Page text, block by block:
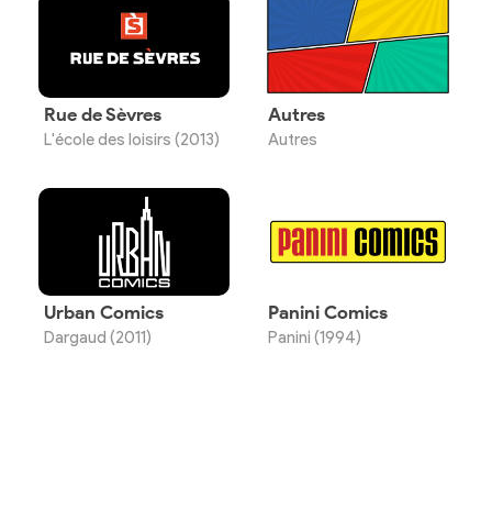
Rue de Sèvres
L'école des loisirs (2013)
Autres
Autres
Urban Comics
Dargaud (2011)
Panini Comics
Panini (1994)